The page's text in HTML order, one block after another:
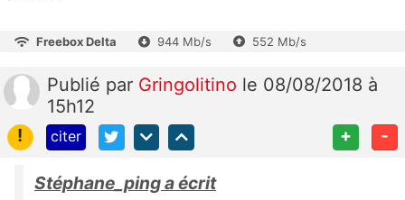
Freebox Delta 944 Mb/s 552 Mb/s
Publié par Gringolitino le 08/08/2018 à
15h12
!
citer + -
Stéphane_ping a écrit